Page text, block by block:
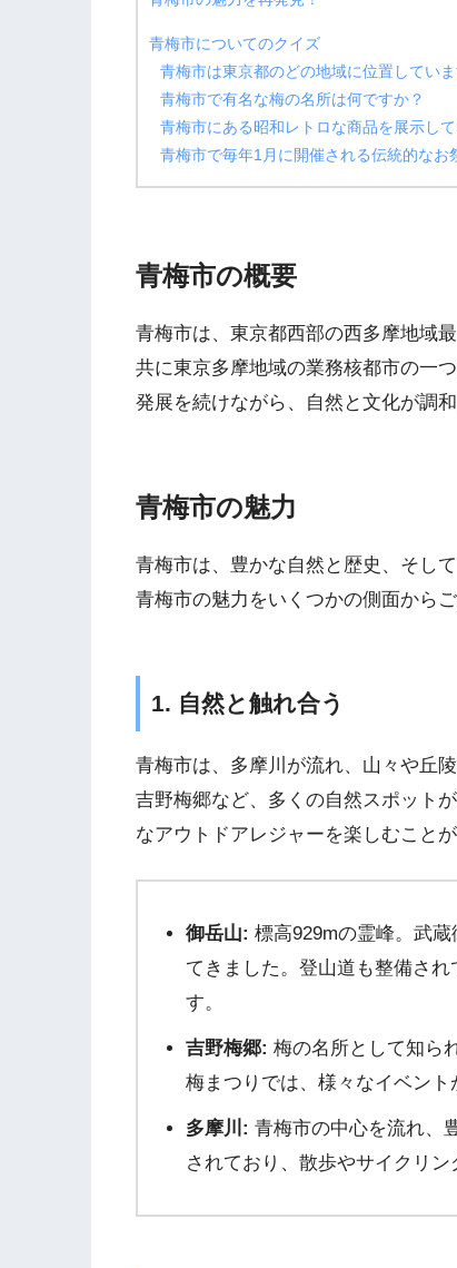
青梅市についてのクイズ
青梅市は東京都のどの地域に位置していま
青梅市で有名な梅の名所は何ですか？
青梅市にある昭和レトロな商品を展示し
青梅市で毎年1月に開催される伝統的なお
青梅市の概要
青梅市は、東京都西部の西多摩地域
共に東京多摩地域の業務核都市の一
発展を続けながら、自然と文化が調
青梅市の魅力
青梅市は、豊かな自然と歴史、そし
青梅市の魅力をいくつかの側面からご
1. 自然と触れ合う
青梅市は、多摩川が流れ、山々や丘
吉野梅郷など、多くの自然スポット
なアウトドアレジャーを楽しむことが
御岳山: 標高929mの霊峰。武
てきました。登山道も整備さ
す。
吉野梅郷: 梅の名所として知ら
梅まつりでは、様々なイベント
多摩川: 青梅市の中心を流れ、
されており、散歩やサイクリン